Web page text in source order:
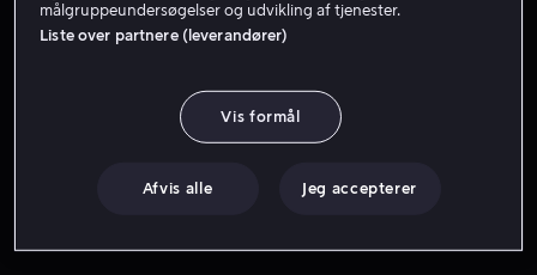
målgruppeundersøgelser og udvikling af tjenester.
Liste over partnere (leverandører)
Vis formål
Afvis alle Jeg accepterer